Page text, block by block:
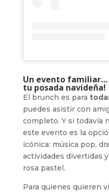
Un evento familiar…
tu posada navideña!
El brunch es para
puedes asistir con
completo. Y si todavía
este evento es la
icónica: música pop,
actividades divertidas
rosa pastel.
Para quienes quieren